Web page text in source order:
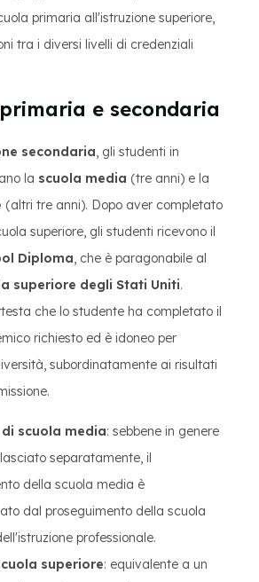
primaria all'istruzione superiore,
tra i diversi livelli di credenziali
e secondaria
secondaria, gli studenti in
la scuola media (tre anni) e la
(altri tre anni). Dopo aver completato
superiore, gli studenti ricevono il
Diploma, che è paragonabile al
superiore degli Stati Uniti.
che lo studente ha completato il
richiesto ed è idoneo per
subordinatamente ai risultati
scuola media: sebbene in genere
separatamente, il
della scuola media è
dal proseguimento della scuola
professionale.
superiore: equivalente a un